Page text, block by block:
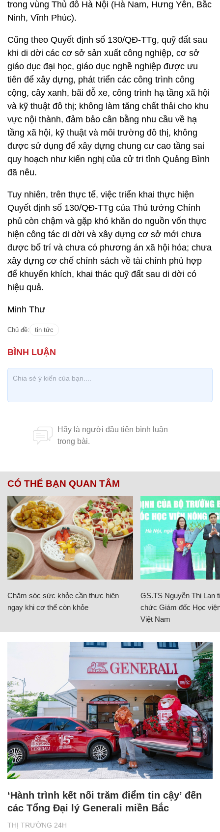
trong vùng Thủ đô Hà Nội (Hà Nam, Hưng Yên, Bắc
Ninh, Vĩnh Phúc).
Cũng theo Quyết định số 130/QĐ-TTg, quỹ đất sau
khi di dời các cơ sở sản xuất công nghiệp, cơ sở
giáo dục đại học, giáo dục nghề nghiệp được ưu
tiên để xây dựng, phát triển các công trình công
cộng, cây xanh, bãi đỗ xe, công trình hạ tầng xã hội
và kỹ thuật đô thị; không làm tăng chất thải cho khu
vực nội thành, đảm bảo cân bằng nhu cầu về hạ
tầng xã hội, kỹ thuật và môi trường đô thị, không
được sử dụng để xây dựng chung cư cao tầng sai
quy hoạch như kiến nghị của cử tri tỉnh Quảng Bình
đã nêu.
Tuy nhiên, trên thực tế, việc triển khai thực hiện
Quyết định số 130/QĐ-TTg của Thủ tướng Chính
phủ còn chậm và gặp khó khăn do nguồn vốn thực
hiện công tác di dời và xây dựng cơ sở mới chưa
được bố trí và chưa có phương án xã hội hóa; chưa
xây dựng cơ chế chính sách về tài chính phù hợp
để khuyến khích, khai thác quỹ đất sau di dời có
hiệu quả.
Minh Thư
Chủ đề: tin tức
CÓ THỂ BẠN QUAN TÂM
Chăm sóc sức khỏe cần thực hiện
ngay khi cơ thể còn khỏe
GS.TS Nguyễn Thị Lan
chức Giám đốc Học
Việt Nam
THỊ TRƯỜNG 24H
‘Hành trình kết nối trăm điểm tin cậy’ đến
các Tổng Đại lý Generali miền Bắc